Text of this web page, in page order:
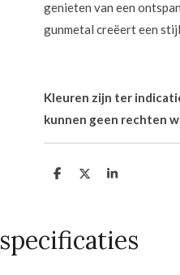
genieten van een
gunmetal creëert een
Kleuren zijn ter
kunnen geen rechten
D
D
S